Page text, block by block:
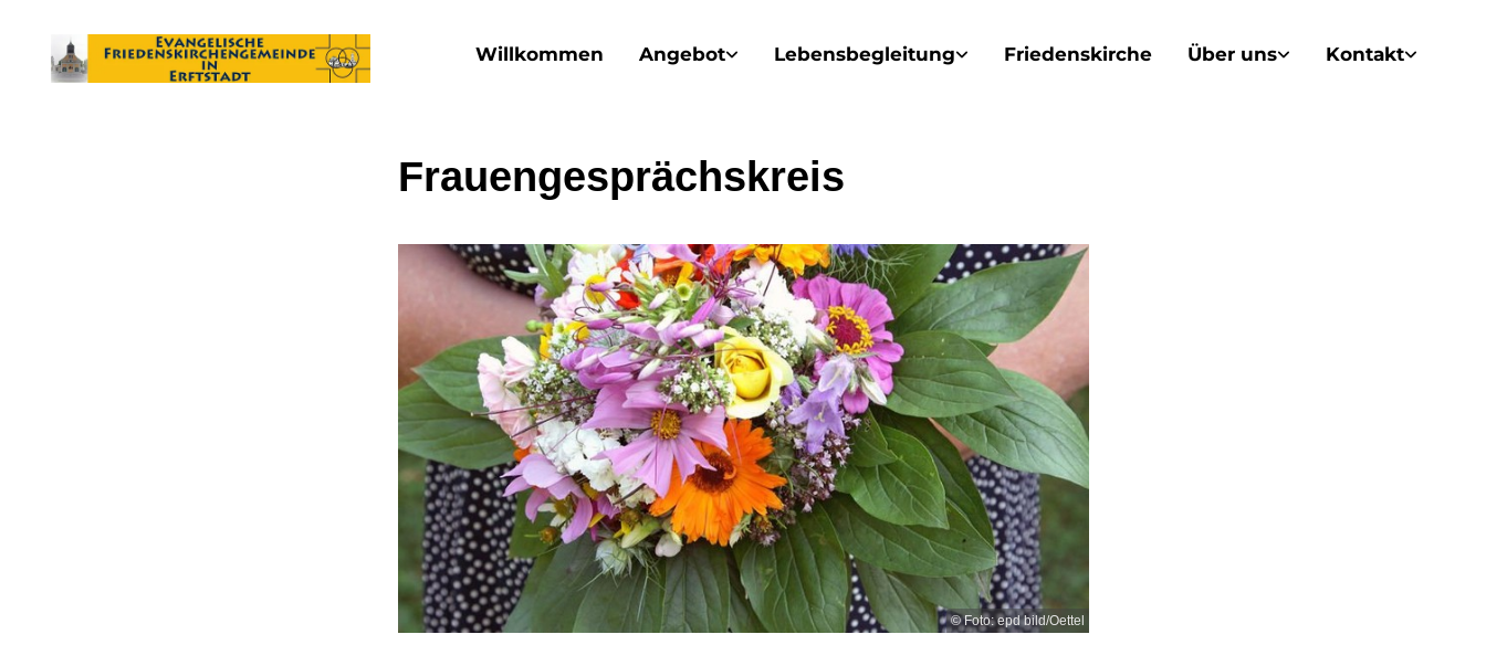
Willkommen Angebot Lebensbegleitung Friedenskirche Über uns Kontakt
Frauengesprächskreis
© Foto: epd bild/Oettel